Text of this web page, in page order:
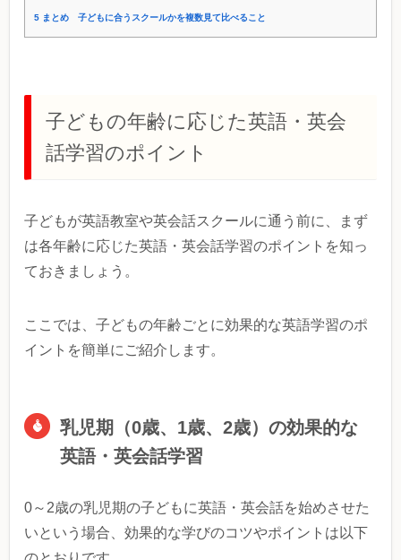
5 まとめ 子どもに合うスクールかを複数見て比べること
子どもの年齢に応じた英語・英会
話学習のポイント
子どもが英語教室や英会話スクールに通う前に、まず
は各年齢に応じた英語・英会話学習のポイントを知っ
ておきましょう。
ここでは、子どもの年齢ごとに効果的な英語学習のポ
イントを簡単にご紹介します。
乳児期（0歳、1歳、2歳）の効果的な
英語・英会話学習
0～2歳の乳児期の子どもに英語・英会話を始めさせた
いという場合、効果的な学びのコツやポイントは以下